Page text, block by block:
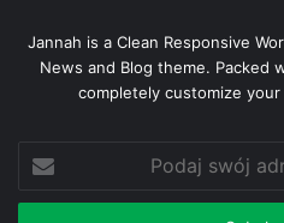
Jannah is a Clean Responsive
News and Blog theme. Packed
completely customize
Podaj
swój
adres